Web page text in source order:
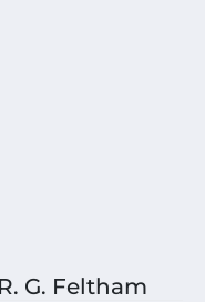
G. Feltham